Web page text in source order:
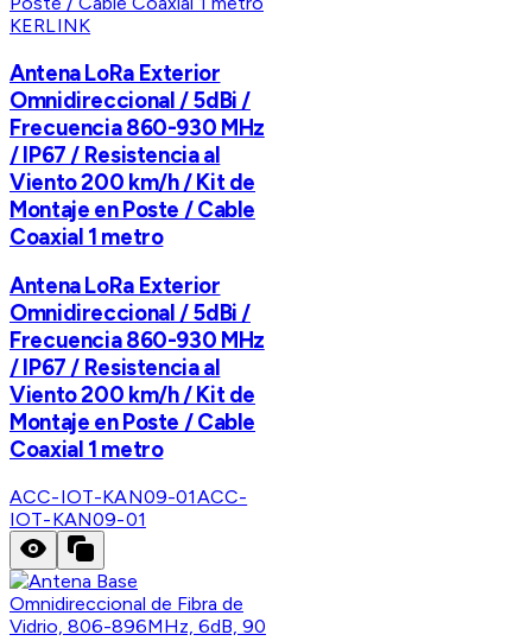
KERLINK
Antena LoRa Exterior
Omnidireccional / 5dBi /
Frecuencia 860-930 MHz
/ IP67 / Resistencia al
Viento 200 km/h / Kit de
Montaje en Poste / Cable
Coaxial 1 metro
Antena LoRa Exterior
Omnidireccional / 5dBi /
Frecuencia 860-930 MHz
/ IP67 / Resistencia al
Viento 200 km/h / Kit de
Montaje en Poste / Cable
Coaxial 1 metro
ACC-IOT-KAN09-01ACC-
IOT-KAN09-01